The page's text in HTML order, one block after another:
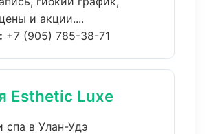
и акции....
+7 (905) 785-38-71
Esthetic Luxe
спа в Улан-Удэ